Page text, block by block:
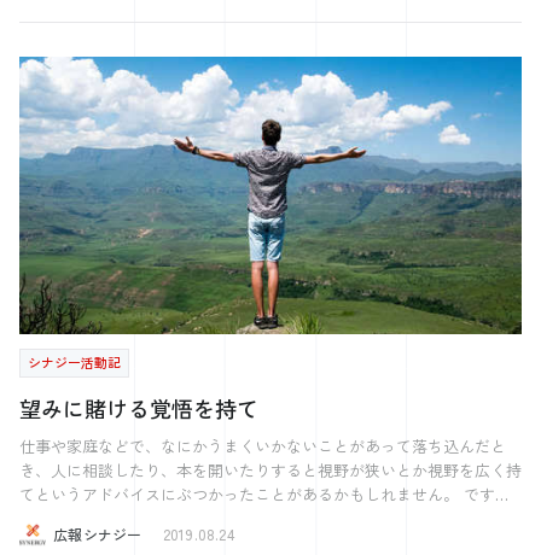
れば社員も他の仕事の期限を守るわけがありません。 社員との感覚を
合わせて、行わなければ社員に呆れられ退職する可能性も大きくなって
きます。 しっかりと、コミュニケーションをとって、要望に対して、
どこまで進んでいるか。 それを明確にしなければならないのです。
もちろん全てを聞いて実行しなければならないということではありませ
ん。 会社にとって必要なことは「社員は理解してくれている」ではな
く、ちゃんと話をしなければなりません。 そうやって良い環境を作っ
ていかなければならないのです。 ◎今後の経営・採用のセミナーを実
施します。 ★経営の12分野：集客力 広島県： 2019年08月28日(水)
18:00〜21:00 岡山県： 2019年08月29日(木) 18:00〜21:00
>>>https://www.kk-synergy.co.jp/eventinfo/183220/ ★ミッション経営
の基本 広島： 2019年08月26日(月) 14:00〜16:00 >>>https://www.kk-
synergy.co.jp/eventinfo/182316/ ★2代目社長が40歳までに知っておく
べき「社長の基本」 広島： 2019年09月04日(水) 14:00〜16:00
>>>https://www.kk-synergy.co.jp/eventinfo/186568/ ★ブランディン
(木) 14:00〜16:00 岡山県： 2019年09月13日(金) 14:00〜16:00
>>>https://www.kk-synergy.co.jp/eventinfo/199016/ 興味がありました
ら、ご参加頂ければと思います。
玉造温泉はご存知ですか？ 玉造温泉は出雲国風土記や枕草子に名前が
登場するほど古い歴史を持っており、 美肌の湯としても有名な温泉で
す。 そのような温泉に入り、今週の仕事の疲れを癒すことができまし
た。。。 さて、 玉造温泉に行って感じたことなのですが、 とにかく
おもてなしの心がすごいなと感じました。 従業員の方のお出迎えやお
見送り、 玉造温泉全体の温泉街の雰囲気など 入浴以外にも様々な工夫
が施されていました。 調べてみると、 温泉総選挙2017において 玉造
温泉は”おもてなし特別賞”という賞を受賞していました。 それほどま
でにおもてなしに関して強みを持っているのですね。 さて、 このお
もてなしですが温泉に入るという目的だった場合に なくても困らない
ものです。 温泉に入ることが目的なら 極端に言えば受付などの接客
を全て機械化してしまい、 省力化、省人化してしまえば今問題視して
いる生産性を少しでもあげることができると思います。 しかし、この
おもてなしがなかったらどうでしょう？ どこか味気ない温泉に感じる
のではないでしょうか？ 極力省人化されたスマートな温泉より、 昔
ながらの人間味溢れる無駄が多い温泉街の方が 多くの人が行きたいと
感じるでしょう。 このことから 無駄をなくす≠生産性の向上である
ことが分かります。 もちろん、 無駄をなくす（省人化など）ことで
生産性の向上に繋がるケースもあるかと思います。 しかし、無駄をな
くすことだけが生産性の向上に繋がる訳ではない。 時には、 あえて
無駄を付け足すことで生産性の向上に繋がることもあると思います。
シナジー活動記
望みに賭ける覚悟を持て
仕事や家庭などで、なにかうまくいかないことがあって落ち込んだと
き、人に相談したり、本を開いたりすると視野が狭いとか視野を広く持
てというアドバイスにぶつかったことがあるかもしれません。 です
が、視野を広く持てと言われたところで、どうすれば広く持てるのかが
わからない、そう感じる人もいるのではないでしょうか。視野を広く持
広報シナジー 2019.08.24